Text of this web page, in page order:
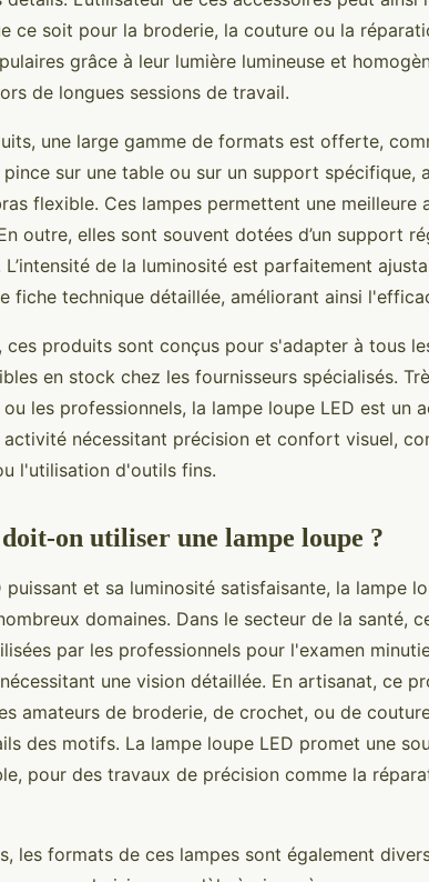
ce soit pour la broderie, la couture ou la
grâce à leur lumière lumineuse et
de longues sessions de travail.
une large gamme de formats est offerte,
sur une table ou sur un support spécifique,
flexible. Ces lampes permettent une meilleure
outre, elles sont souvent dotées d’un support
de la luminosité est parfaitement
fiche technique détaillée, améliorant ainsi
ces produits sont conçus pour s'adapter à tous
en stock chez les fournisseurs spécialisés.
les professionnels, la lampe loupe LED est un
nécessitant précision et confort visuel,
l'utilisation d'outils fins.
on utiliser une lampe loupe ?
puissant et sa luminosité satisfaisante, la lampe
domaines. Dans le secteur de la santé,
par les professionnels pour l'examen
une vision détaillée. En artisanat, ce
amateurs de broderie, de crochet, ou de
des motifs. La lampe loupe LED promet une
pour des travaux de précision comme la
les formats de ces lampes sont également